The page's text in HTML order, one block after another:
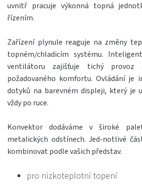
uvnitř pracuje výkonná topná
řízením.
Zařízení plynule reaguje na změny
topném/chladicím systému.
ventilátoru zajišťuje tichý provoz
požadovaného komfortu. Ovládání
dotyků na barevném displeji, který je
vždy po ruce.
Konvektor dodáváme v široké
metalických odstínech. Jed-notlivé
kombinovat podle vašich představ.
pro nízkoteplotní topení